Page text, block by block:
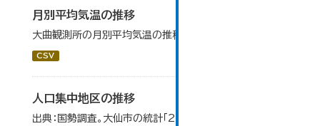
月別平均気温の推移
大曲観測所の月別平均気温の推移一覧です。
CSV
人口集中地区の推移
出典：国勢調査。大仙市の統計「2-3 人口集中地区の推移」